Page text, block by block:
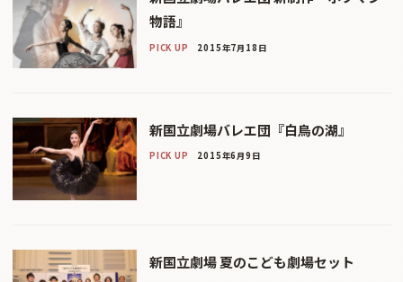
物語』
PICK UP 2015年7月18日
新国立劇場バレエ団『白鳥の湖』
PICK UP 2015年6月9日
新国立劇場 夏のこども劇場セット